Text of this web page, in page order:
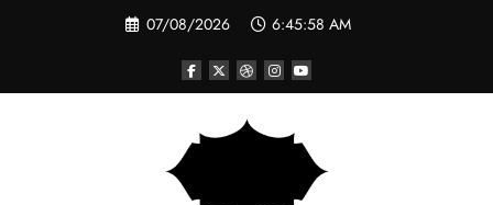
07/08/2026 6:45:58 AM